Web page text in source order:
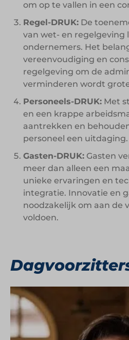
om op te vallen in een
Regel-DRUK: De
van wet- en regelgeving
ondernemers. Het
vereenvoudiging en
regelgeving om de
verminderen wordt
Personeels-DRUK: Met
en een krappe
aantrekken en
personeel een uitdaging.
Gasten-DRUK: Gasten
meer dan alleen een
unieke ervaringen en
integratie. Innovatie en
noodzakelijk om aan de
voldoen.